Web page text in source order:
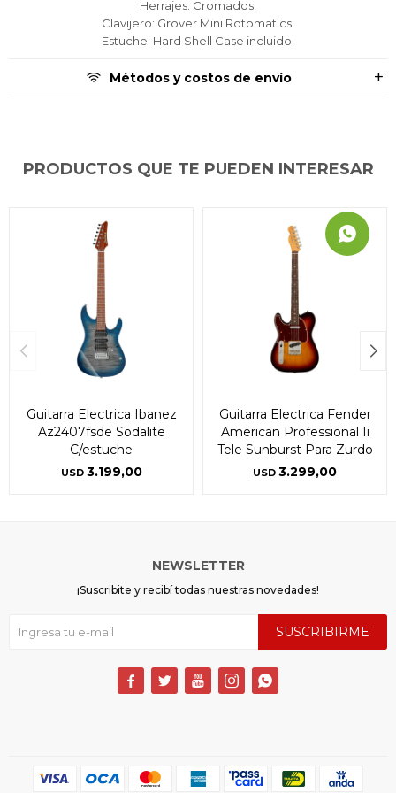
Herrajes: Cromados.
Clavijero: Grover Mini Rotomatics.
Estuche: Hard Shell Case incluido.
Métodos y costos de envío
PRODUCTOS QUE TE PUEDEN INTERESAR
Guitarra Electrica Ibanez
Az2407fsde Sodalite
C/estuche
USD 3.199,00
Guitarra Electrica Fender
American Professional Ii
Tele Sunburst Para Zurdo
USD 3.299,00
NEWSLETTER
¡Suscribite y recibí todas nuestras novedades!
SUSCRIBIRME
    